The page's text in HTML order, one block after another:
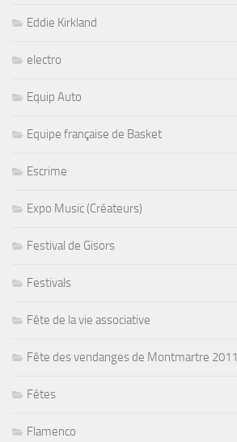
Eddie Kirkland
electro
Equip Auto
Equipe française de Basket
Escrime
Expo Music (Créateurs)
Festival de Gisors
Festivals
Fête de la vie associative
Fête des vendanges de Montmartre 2011
Fêtes
Flamenco